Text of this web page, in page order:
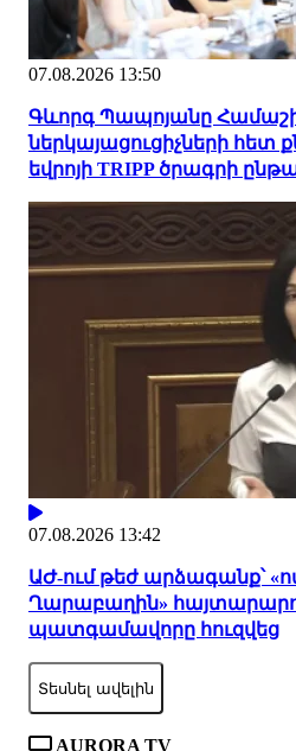
07.08.2026 13:50
Գևորգ Պապոյանը
ներկայացուցիչների հետ
եվրոյի TRIPP ծրագրի
07.08.2026 13:42
ԱԺ-ում թեժ արձագանք՝
Ղարաբաղին»
պատգամավորը հուզվեց
Տեսնել ավելին
AURORA TV